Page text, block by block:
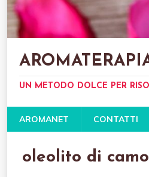
UN METODO DOLCE PER
AROMANET CONTATTI
oleolito di